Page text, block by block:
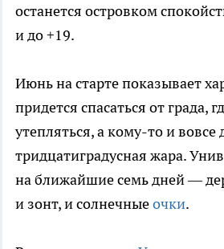
останется островком
и до +19.
Июнь на старте показывает
придется спасаться от града,
утепляться, а кому-то и вовсе
тридцатиградусная жара.
на ближайшие семь дней —
и зонт, и солнечныеочки.